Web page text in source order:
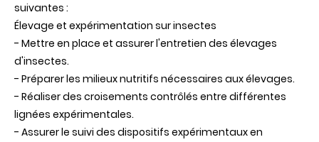
suivantes :
Élevage et expérimentation sur insectes
- Mettre en place et assurer l'entretien des élevages
d'insectes.
- Préparer les milieux nutritifs nécessaires aux élevages.
- Réaliser des croisements contrôlés entre différentes
lignées expérimentales.
- Assurer le suivi des dispositifs expérimentaux en